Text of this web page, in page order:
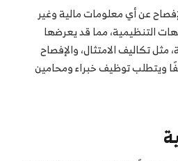
عن أي معلومات مالية وغير
التنظيمية، مما قد يعرضها
مثل تكاليف الامتثال، والإفصاح
ويتطلب توظيف خبراء ومحامين